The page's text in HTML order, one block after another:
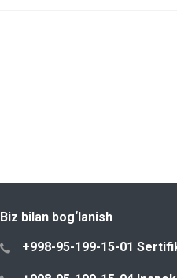
Biz bilan bog‘lanish
+998-95-199-15-01